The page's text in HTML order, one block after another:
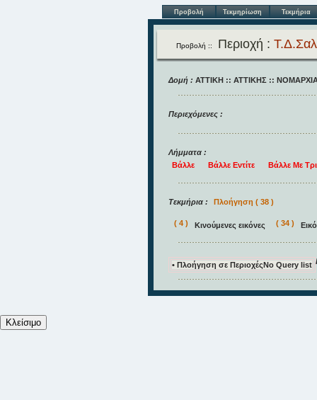
Προβολή Τεκμηρίωση Τεκμήρια
Προβολή :: Περιοχή :
Δομή : ΑΤΤΙΚΗ:: ΑΤΤΙΚΗΣ ::
Περιεχόμενες :
Λήμματα :
Βάλλε
Βάλλε Εντίτε Βάλλε Με
Τεκμήρια : Πλοήγηση ( 38 )
( 4 ) Κινούμενες εικόνες ( 34 )
• Πλοήγηση σε ΠεριοχέςNo Query list